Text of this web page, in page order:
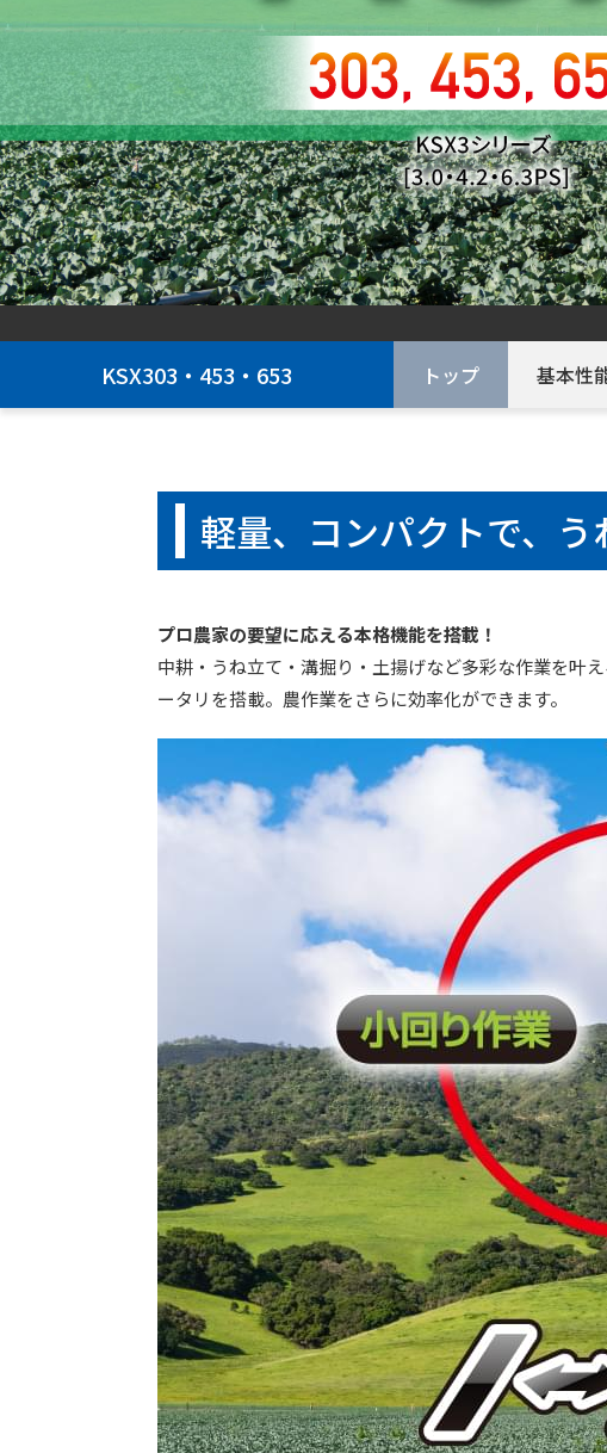
KSX303・453・653 トップ 基本性
軽量、コンパクトで、
プロ農家の要望に応える本格機能を搭載！
中耕・うね立て・溝掘り・土揚げなど多彩な作業を叶
ータリを搭載。農作業をさらに効率化ができます。